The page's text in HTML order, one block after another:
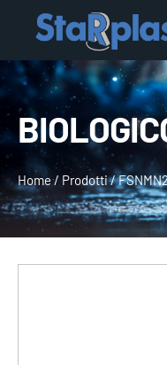
Home/ Prodotti/